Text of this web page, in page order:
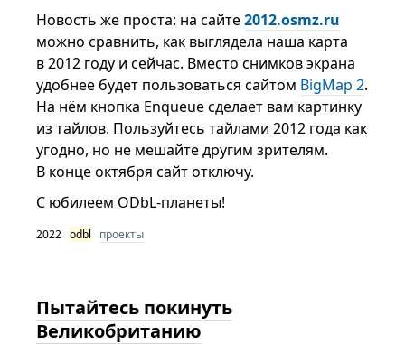
Новость же проста: на сайте2012.osmz.ru
можно сравнить, как выглядела наша карта
в 2012 году и сейчас. Вместо снимков экрана
удобнее будет пользоваться сайтом BigMap 2.
На нём кнопка Enqueue сделает вам картинку
из тайлов. Пользуйтесь тайлами 2012 года как
угодно, но не мешайте другим зрителям.
В конце октября сайт отключу.
С юбилеем ODbL-планеты!
2022 odbl проекты
Пытайтесь покинуть
Великобританию